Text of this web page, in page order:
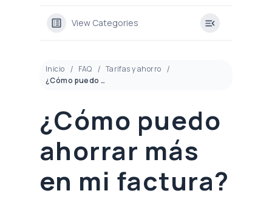
View Categories
Inicio FAQ
Tarifas y ahorro
¿Cómo puedo ahorrar más en mi factura?
¿Cómo puedo
ahorrar más
en mi factura?